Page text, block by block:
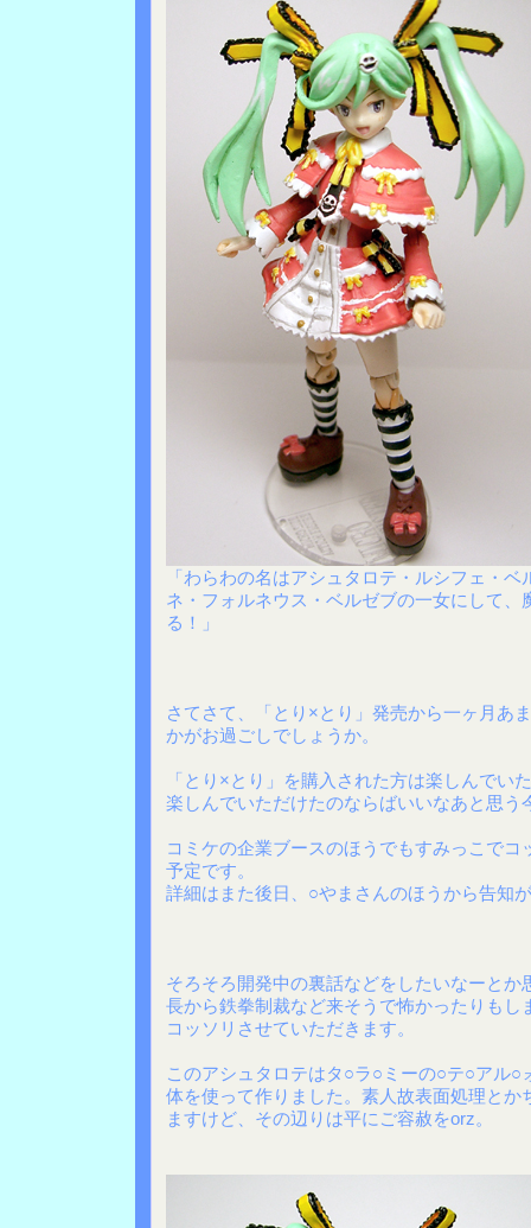
「わらわの名はアシュタロテ・ルシフェ・
ネ・フォルネウス・ベルゼブの一女にして、
る！」
さてさて、「とり×とり」発売から一ヶ月あ
かがお過ごしでしょうか。
「とり×とり」を購入された方は楽しんでい
楽しんでいただけたのならばいいなあと思う
コミケの企業ブースのほうでもすみっこで
予定です。
詳細はまた後日、○やまさんのほうから告知
そろそろ開発中の裏話などをしたいなーとか
長から鉄拳制裁など来そうで怖かったりもし
コッソリさせていただきます。
このアシュタロテはタ○ラ○ミーの○テ○アル○
体を使って作りました。素人故表面処理とか
ますけど、その辺りは平にご容赦をorz。